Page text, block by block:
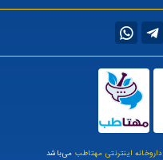
داروخانه اینترنتی مهتاطبمی‌باشد